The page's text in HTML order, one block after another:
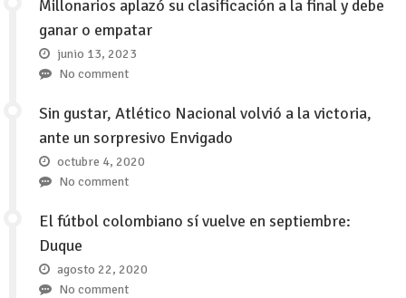
Millonarios aplazó su clasificación a la final y debe
ganar o empatar
junio 13, 2023
No comment
Sin gustar, Atlético Nacional volvió a la victoria,
ante un sorpresivo Envigado
octubre 4, 2020
No comment
El fútbol colombiano sí vuelve en septiembre:
Duque
agosto 22, 2020
No comment